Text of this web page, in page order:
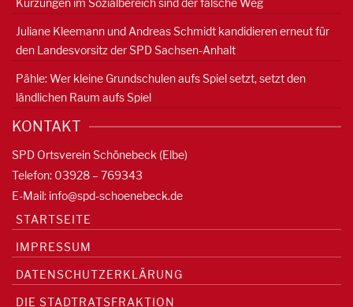
Juliane Kleemann und Andreas Schmidt kandidieren erneut für
den Landesvorsitz der SPD Sachsen-Anhalt
Pähle: Wer kleine Grundschulen aufs Spiel setzt, setzt den
ländlichen Raum aufs Spiel
KONTAKT
SPD Ortsverein Schönebeck (Elbe)
Telefon: 03928 – 769343
E-Mail: info@spd-schoenebeck.de
STARTSEITE
IMPRESSUM
DATENSCHUTZERKLÄRUNG
DIE STADTRATSFRAKTION